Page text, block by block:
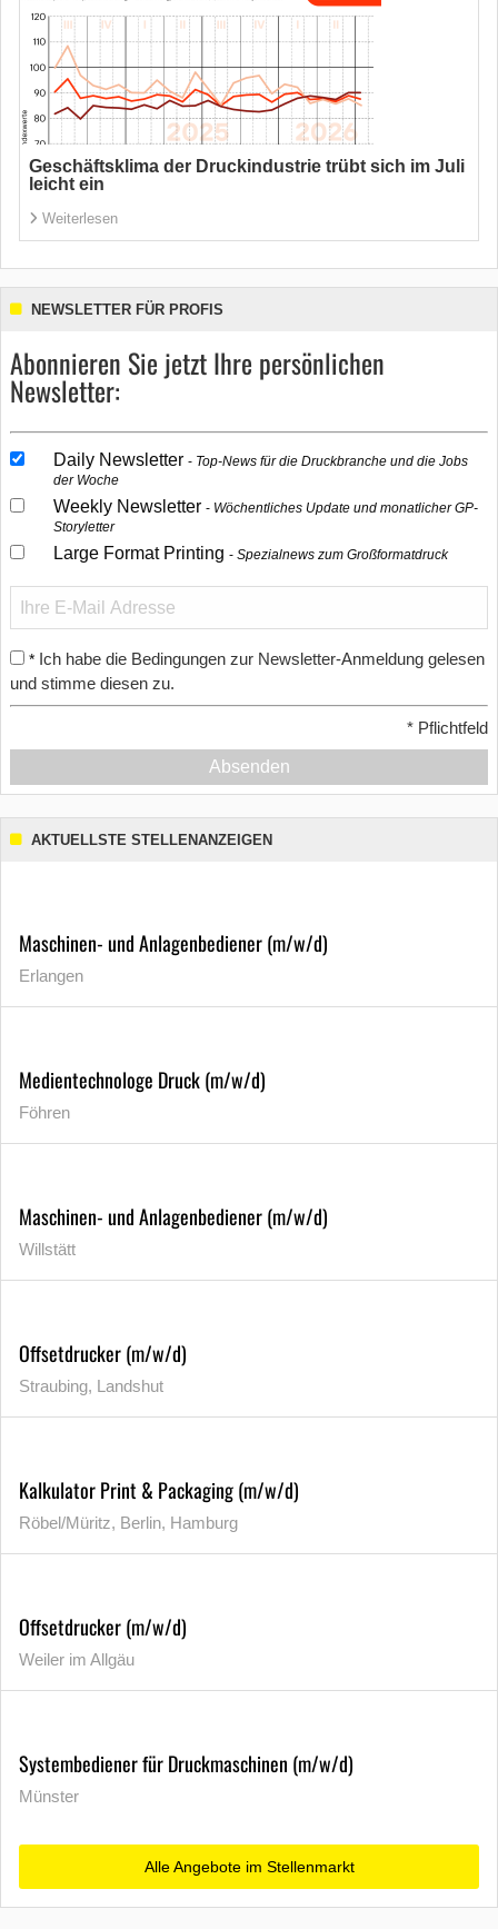
Geschäftsklima der Druckindustrie trübt sich im Juli
leicht ein
Weiterlesen
NEWSLETTER FÜR PROFIS
Abonnieren Sie jetzt Ihre persönlichen
Newsletter:
Daily Newsletter
Top-News für die Druckbranche und die Jobs
der Woche
Weekly Newsletter
Wöchentliches Update und monatlicher GP-
Storyletter
Large Format Printing Spezialnews zum Großformatdruck
* Ich habe die Bedingungen zur Newsletter-Anmeldung gelesen
und stimme diesen zu.
* Pflichtfeld
Absenden
AKTUELLSTE STELLENANZEIGEN
Maschinen- und Anlagenbediener (m/w/d)
Erlangen
Medientechnologe Druck (m/w/d)
Föhren
Maschinen- und Anlagenbediener (m/w/d)
Willstätt
Offsetdrucker (m/w/d)
Straubing, Landshut
Kalkulator Print & Packaging (m/w/d)
Röbel/Müritz, Berlin, Hamburg
Offsetdrucker (m/w/d)
Weiler im Allgäu
Systembediener für Druckmaschinen (m/w/d)
Münster
Alle Angebote im Stellenmarkt